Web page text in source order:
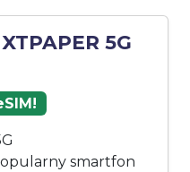
5G
smartfon